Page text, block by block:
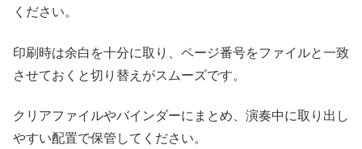
ください。
印刷時は余白を十分に取り、ページ番号をファイルと一致
させておくと切り替えがスムーズです。
クリアファイルやバインダーにまとめ、演奏中に取り出し
やすい配置で保管してください。